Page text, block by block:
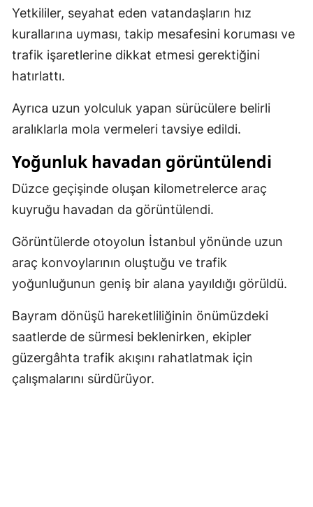
Trabzon
Tunceli
Van
Zonguldak
Aksaray
Bayburt
Karaman
Batman
Şırnak
Bartın
Yetkililer, seyahat eden vatandaşların hız
kurallarına uyması, takip mesafesini koruması ve
trafik işaretlerine dikkat etmesi gerektiğini
hatırlattı.
Ayrıca uzun yolculuk yapan sürücülere belirli
aralıklarla mola vermeleri tavsiye edildi.
Yoğunluk havadan görüntülendi
Düzce geçişinde oluşan kilometrelerce araç
kuyruğu havadan da görüntülendi.
Görüntülerde otoyolun İstanbul yönünde uzun
araç konvoylarının oluştuğu ve trafik
yoğunluğunun geniş bir alana yayıldığı görüldü.
Bayram dönüşü hareketliliğinin önümüzdeki
saatlerde de sürmesi beklenirken, ekipler
güzergâhta trafik akışını rahatlatmak için
çalışmalarını sürdürüyor.